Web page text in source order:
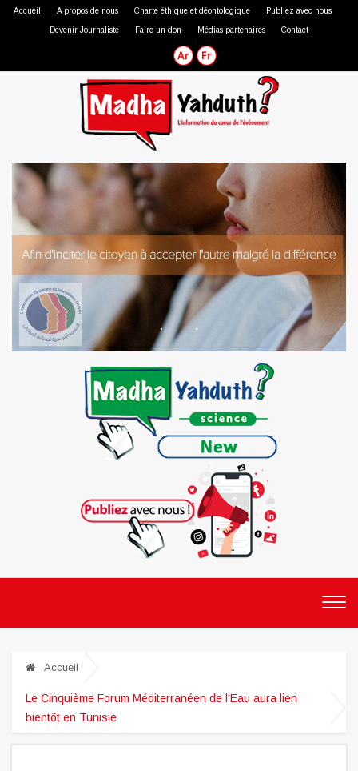
Accueil A propos de nous Charte éthique et déontologique Publiez avec nous
Devenir Journaliste Faire un don Médias partenaires Contact
Accueil
Le Cinquième Forum Méditerranéen de l'Eau aura lien
bientôt en Tunisie